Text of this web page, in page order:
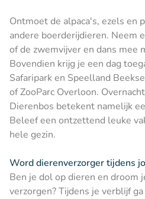
Ontmoet de alpaca's, ezels en
andere boerderijdieren. Neem
of de zwemvijver en dans mee
Bovendien krijg je een dag
Safaripark en Speelland
of ZooParc Overloon.
Dierenbos betekent namelijk
Beleef een ontzettend leuke
hele gezin.
Word dierenverzorger tijdens
Ben je dol op dieren en droom
verzorgen? Tijdens je verblijf